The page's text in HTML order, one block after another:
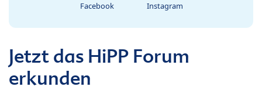
Facebook Instagram
Jetzt das HiPP Forum
erkunden